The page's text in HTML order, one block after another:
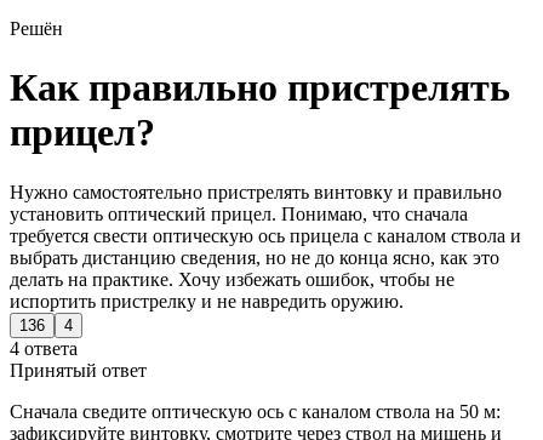
Решён
Как правильно пристрелять
прицел?
Нужно самостоятельно пристрелять винтовку и правильно
установить оптический прицел. Понимаю, что сначала
требуется свести оптическую ось прицела с каналом ствола и
выбрать дистанцию сведения, но не до конца ясно, как это
делать на практике. Хочу избежать ошибок, чтобы не
испортить пристрелку и не навредить оружию.
136 4
4 ответа
Принятый ответ
Сначала сведите оптическую ось с каналом ствола на 50 м:
зафиксируйте винтовку, смотрите через ствол на мишень и